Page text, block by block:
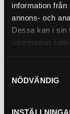
information från
annons- och
Dessa kan i sin
information
NÖDVÄNDIG
Köp